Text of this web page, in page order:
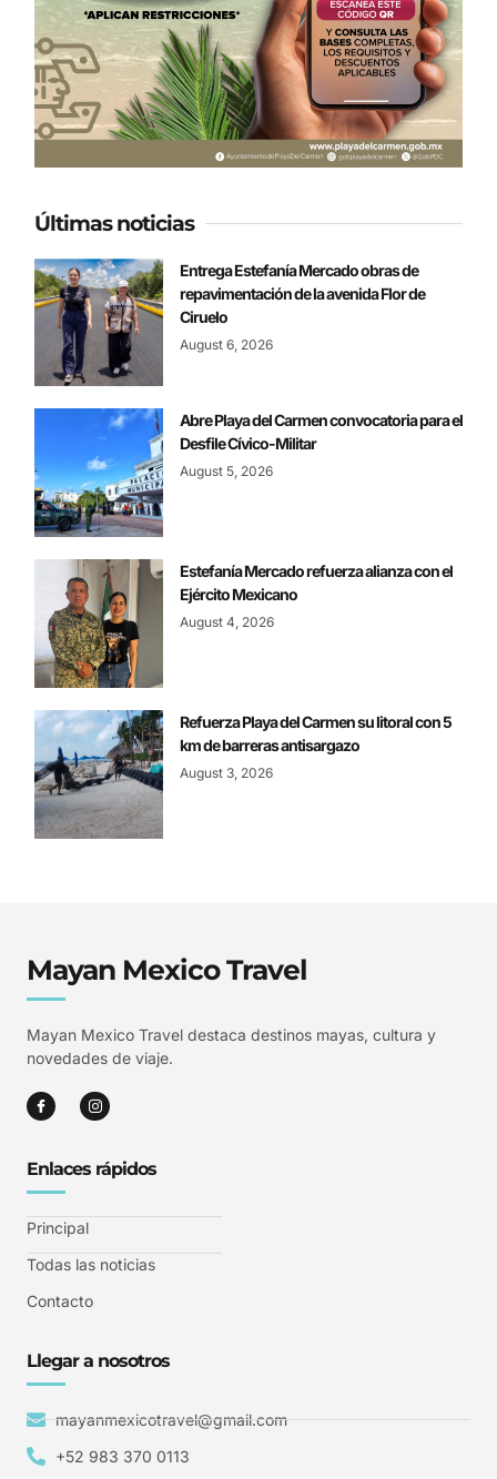
Últimas noticias
Entrega Estefanía Mercado obras de
repavimentación de la avenida Flor de
Ciruelo
August 6, 2026
Abre Playa del Carmen convocatoria para el
Desfile Cívico-Militar
August 5, 2026
Estefanía Mercado refuerza alianza con el
Ejército Mexicano
August 4, 2026
Refuerza Playa del Carmen su litoral con 5
km de barreras antisargazo
August 3, 2026
Mayan Mexico Travel
Mayan Mexico Travel destaca destinos mayas, cultura y
novedades de viaje.
Enlaces rápidos
Principal
Todas las noticias
Contacto
Llegar a nosotros
mayanmexicotravel@gmail.com
+52 983 370 0113